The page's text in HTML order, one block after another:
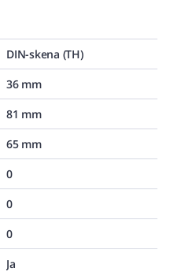
DIN-skena (TH)
36 mm
81 mm
65 mm
0
0
0
Ja